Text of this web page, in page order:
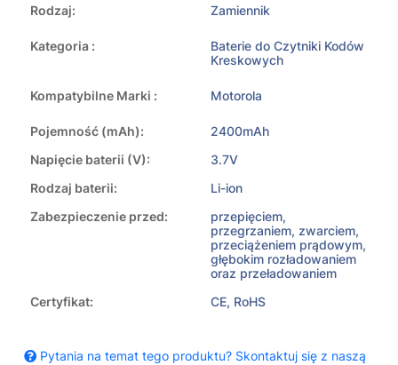
Rodzaj: Zamiennik
Kategoria :
Baterie do Czytniki Kodów
Kreskowych
Kompatybilne Marki : Motorola
Pojemność (mAh):
2400mAh
Napięcie baterii (V):
3.7V
Rodzaj baterii:
Li-ion
Zabezpieczenie przed:
przepięciem,
przegrzaniem, zwarciem,
przeciążeniem prądowym,
głębokim rozładowaniem
oraz przeładowaniem
Certyfikat:
CE, RoHS
Pytania na temat tego produktu? Skontaktuj się z naszą